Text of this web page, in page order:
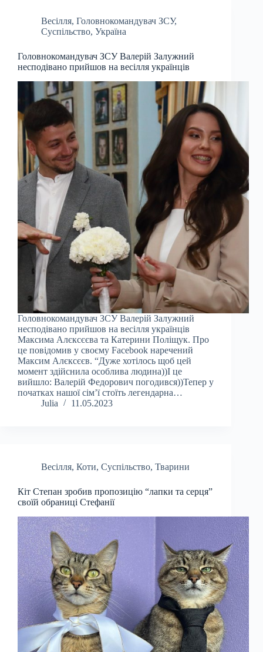
Весілля, Головнокомандувач ЗСУ,
Суспільство, Україна
Головнокомандувач ЗСУ Валерій Залужний
несподівано прийшов на весілля українців
Головнокомандувач ЗСУ Валерій Залужний
несподівано прийшов на весілля українців
Максима Алєксєєва та Катерини Поліщук. Про
це повідомив у своєму Facebook наречений
Максим Алєксєєв. “Дуже хотілось щоб цей
момент здійснила особлива людина))І це
вийшло: Валерій Федорович погодився))Тепер у
початках нашої сімʼї стоїть легендарна…
Julia
11.05.2023
Весілля, Коти, Суспільство, Тварини
Кіт Степан зробив пропозицію “лапки та серця”
своїй обраниці Стефанії